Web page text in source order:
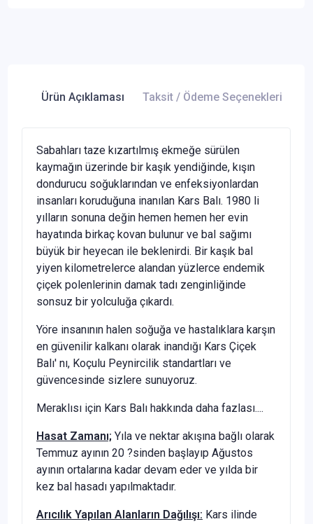
Ürün Açıklaması Taksit / Ödeme Seçenekleri
Sabahları taze kızartılmış ekmeğe sürülen
kaymağın üzerinde bir kaşık yendiğinde, kışın
dondurucu soğuklarından ve enfeksiyonlardan
insanları koruduğuna inanılan Kars Balı. 1980 li
yılların sonuna değin hemen hemen her evin
hayatında birkaç kovan bulunur ve bal sağımı
büyük bir heyecan ile beklenirdi. Bir kaşık bal
yiyen kilometrelerce alandan yüzlerce endemik
çiçek polenlerinin damak tadı zenginliğinde
sonsuz bir yolculuğa çıkardı.
Yöre insanının halen soğuğa ve hastalıklara karşın
en güvenilir kalkanı olarak inandığı Kars Çiçek
Balı' nı, Koçulu Peynircilik standartları ve
güvencesinde sizlere sunuyoruz.
Meraklısı için Kars Balı hakkında daha fazlası....
Hasat Zamanı; Yıla ve nektar akışına bağlı olarak
Temmuz ayının 20 ?sinden başlayıp Ağustos
ayının ortalarına kadar devam eder ve yılda bir
kez bal hasadı yapılmaktadır.
Arıcılık Yapılan Alanların Dağılışı: Kars ilinde